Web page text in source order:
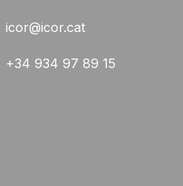
icor@icor.cat
+34 934 97 89 15